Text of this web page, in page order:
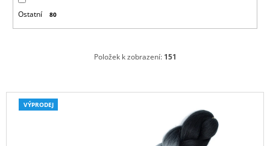
Ostatní 80
Položek k zobrazení: 151
V VÝPRODEJ